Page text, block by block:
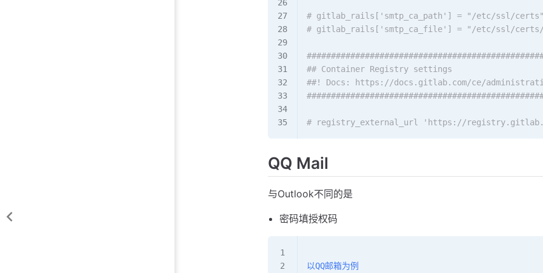
# gitlab_rails['smtp_ca_path'] = "/etc/ssl/
# gitlab_rails['smtp_ca_file'] = "/etc/ssl/
## Container Registry settings
##! Docs: https://docs.gitlab.com/ce/
# registry_external_url 'https://
QQ Mail
与Outlook不同的是
密码填授权码
以QQ邮箱为例